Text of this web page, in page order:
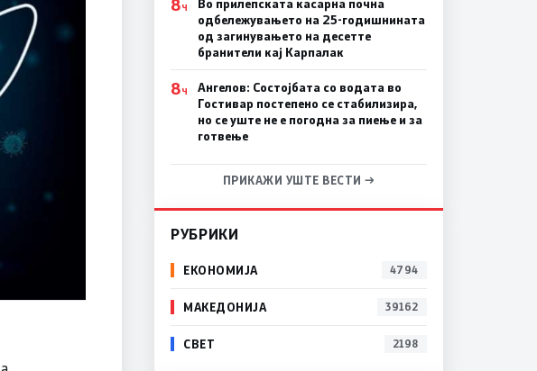
Ч
Во прилепската касарна почна
одбележувањето на 25-годишнината
од загинувањето на десетте
бранители кај Карпалак
8Ч
Ангелов: Состојбата со водата во
Гостивар постепено се стабилизира,
но се уште не е погодна за пиење и за
готвење
ПРИКАЖИ УШТЕ ВЕСТИ →
РУБРИКИ
ЕКОНОМИЈА 4794
МАКЕДОНИЈА 39162
СВЕТ 2198